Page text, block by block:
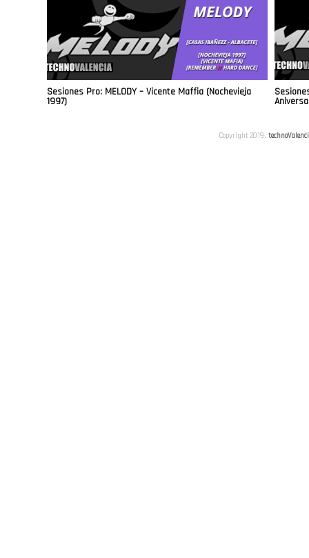
Sesiones Pro: MELODY – Vicente Maffia (Nochevieja
1997)
Copyright 2019.